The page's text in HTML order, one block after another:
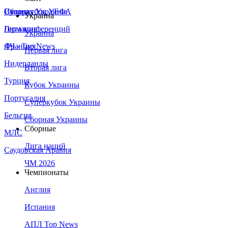
Сборная Украины
Италия
Германия
Франция
Нидерланды
Турция
Португалия
Бельгия
МЛС
Саудовская Аравия
Суперкубок УЕФА
Лига конференций
ЛЧ - Top News
Украина
Украина
Первая лига
Вторая лига
Кубок Украины
Суперкубок Украины
Сборная Украины
Сборные
Лига наций
ЧМ 2026
Чемпионаты
Англия
Испания
АПЛ Top News